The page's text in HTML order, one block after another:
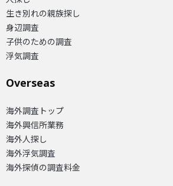
生き別れの親族探し
身辺調査
子供のための調査
浮気調査
Overseas​
海外調査トップ
海外興信所業務
海外人探し
海外浮気調査
海外探偵の調査料金